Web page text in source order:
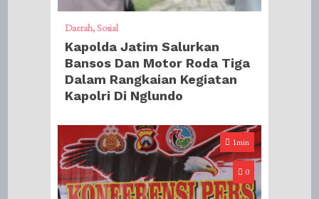
Daerah Sosial
Kapolda Jatim Salurkan
Bansos Dan Motor Roda Tiga
Dalam Rangkaian Kegiatan
Kapolri Di Nglundo
1min
0